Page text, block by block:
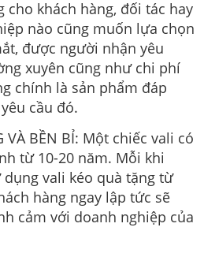
cho khách hàng, đối tác hay
nào cũng muốn lựa chọn
được người nhận yêu
xuyên cũng như chi phí
chính là sản phẩm đáp
cầu đó.
VÀ BỀN BỈ: Một chiếc vali có
từ 10-20 năm. Mỗi khi
vali kéo quà tặng từ
hàng ngay lập tức sẽ
cảm với doanh nghiệp của